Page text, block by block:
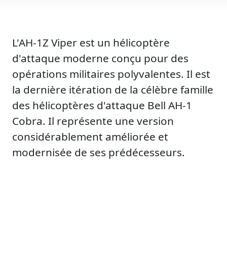
L'AH-1Z Viper est un hélicoptère
d'attaque moderne conçu pour des
opérations militaires polyvalentes. Il est
la dernière itération de la célèbre famille
des hélicoptères d'attaque Bell AH-1
Cobra. Il représente une version
considérablement améliorée et
modernisée de ses prédécesseurs.